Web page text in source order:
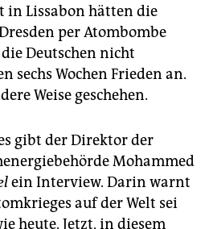
in Lissabon hätten die
per Atombombe
Deutschen nicht
sechs Wochen Frieden an.
Weise geschehen.
gibt der Direktor der
Mohammed
ein Interview. Darin warnt
auf der Welt sei
heute. Jetzt, in diesem